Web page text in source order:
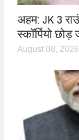
अहम: JK 3
स्कॉर्पियो
August 08, 2026